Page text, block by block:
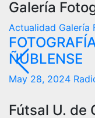
Galería
Actualidad Galería
ÑUBLENSE
May 28, 2024
Fútsal U. de